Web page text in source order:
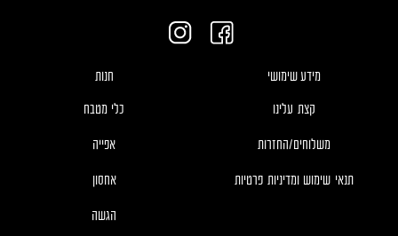
מידע שימושי
קצת עלינו
משלוחים/החזרות
תנאי שימוש ומדיניות פרטיות
חנות
כלי מטבח
אפייה
אחסון
הגשה